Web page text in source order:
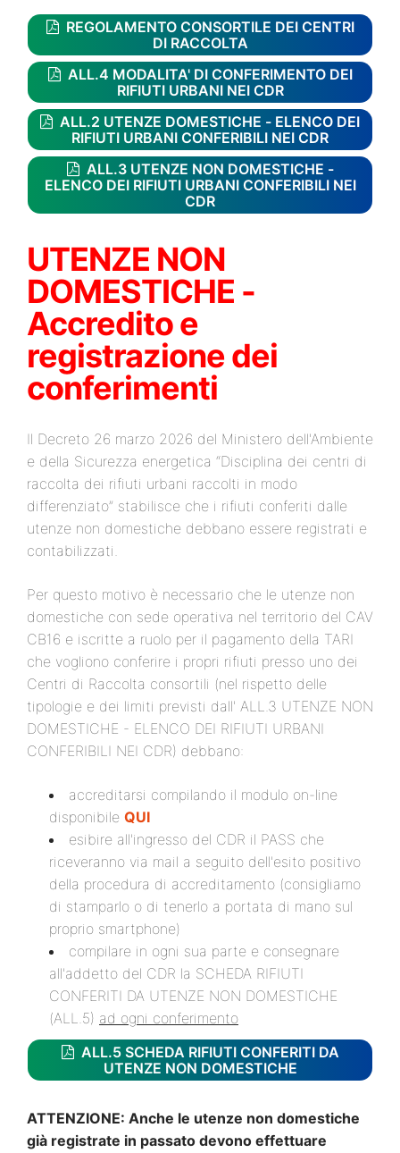
REGOLAMENTO CONSORTILE DEI CENTRI
DI RACCOLTA
ALL.4 MODALITA' DI CONFERIMENTO DEI
RIFIUTI URBANI NEI CDR
ALL.2 UTENZE DOMESTICHE - ELENCO DEI
RIFIUTI URBANI CONFERIBILI NEI CDR
ALL.3 UTENZE NON DOMESTICHE -
ELENCO DEI RIFIUTI URBANI CONFERIBILI NEI
CDR
UTENZE NON
DOMESTICHE -
Accredito e
registrazione dei
conferimenti
Il Decreto 26 marzo 2026 del Ministero dell'Ambiente
e della Sicurezza energetica “Disciplina dei centri di
raccolta dei rifiuti urbani raccolti in modo
differenziato” stabilisce che i rifiuti conferiti dalle
utenze non domestiche debbano essere registrati e
contabilizzati.
Per questo motivo è necessario che le utenze non
domestiche con sede operativa nel territorio del CAV
CB16 e iscritte a ruolo per il pagamento della TARI
che vogliono conferire i propri rifiuti presso uno dei
Centri di Raccolta consortili (nel rispetto delle
tipologie e dei limiti previsti dall' ALL.3 UTENZE NON
DOMESTICHE - ELENCO DEI RIFIUTI URBANI
CONFERIBILI NEI CDR) debbano:
accreditarsi compilando il modulo on-line
disponibile QUI
esibire all'ingresso del CDR il PASS che
riceveranno via mail a seguito dell'esito positivo
della procedura di accreditamento (consigliamo
di stamparlo o di tenerlo a portata di mano sul
proprio smartphone)
compilare in ogni sua parte e consegnare
all'addetto del CDR la SCHEDA RIFIUTI
CONFERITI DA UTENZE NON DOMESTICHE
(ALL.5) ad ogni conferimento
ALL.5 SCHEDA RIFIUTI CONFERITI DA
UTENZE NON DOMESTICHE
ATTENZIONE: Anche le utenze non domestiche
già registrate in passato devono effettuare